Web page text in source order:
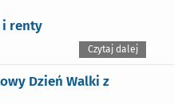
i renty
Czytaj dalej
Dzień Walki z